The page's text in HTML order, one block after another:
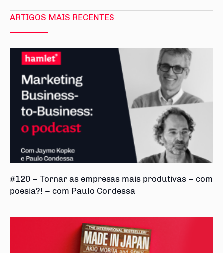
ARTIGOS MAIS RECENTES
#120 – Tornar as empresas mais produtivas – com
poesia?! – com Paulo Condessa